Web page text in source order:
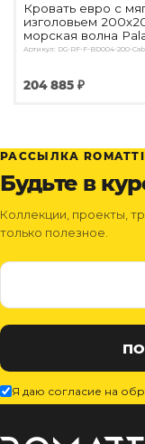
Кровать евро с
изголовьем
морская волна
Артикул: DG-RF-F-BD004-200-
204 885 ₽
РАССЫЛКА ROMATTI
Будьте в
Коллекции, проекты,
только полезное.
Я даю согласие на